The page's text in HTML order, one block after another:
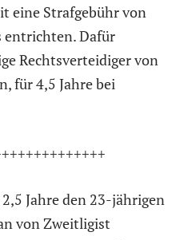
eine Strafgebühr von
entrichten. Dafür
Rechtsverteidiger von
für 4,5 Jahre bei
Jahre den 23-jährigen
von Zweitligist